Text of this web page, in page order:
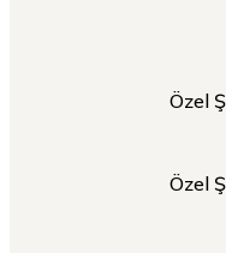
Özel
Özel